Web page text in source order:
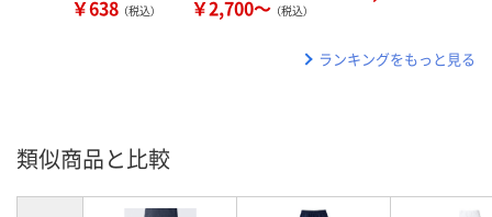
￥638 （税込） ￥2,700～ （税込）
ランキングをもっと見る
類似商品と比較